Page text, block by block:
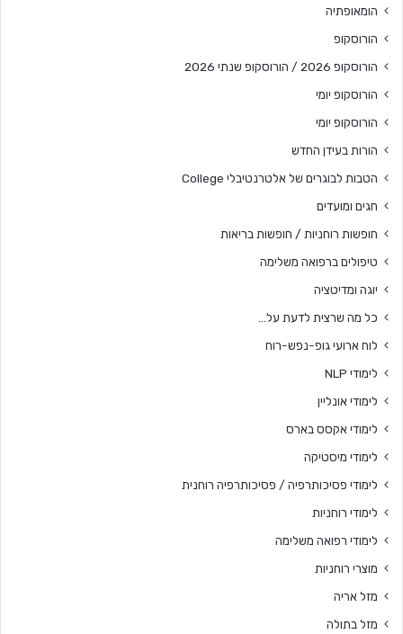
הומאופתיה
הורוסקופ
הורוסקופ 2026 / הורוסקופ שנתי 2026
הורוסקופ יומי
הורוסקופ יומי
הורות בעידן החדש
הטבות לבוגרים של אלטרנטיבלי College
חגים ומועדים
חופשות רוחניות / חופשות בריאות
טיפולים ברפואה משלימה
יוגה ומדיטציה
כל מה שרצית לדעת על…
לוח ארועי גופ-נפש-רוח
לימודי NLP
לימודי אונליין
לימודי אקסס בארס
לימודי מיסטיקה
לימודי פסיכותרפיה / פסיכותרפיה רוחנית
לימודי רוחניות
לימודי רפואה משלימה
מוצרי רוחניות
מזל אריה
מזל בתולה